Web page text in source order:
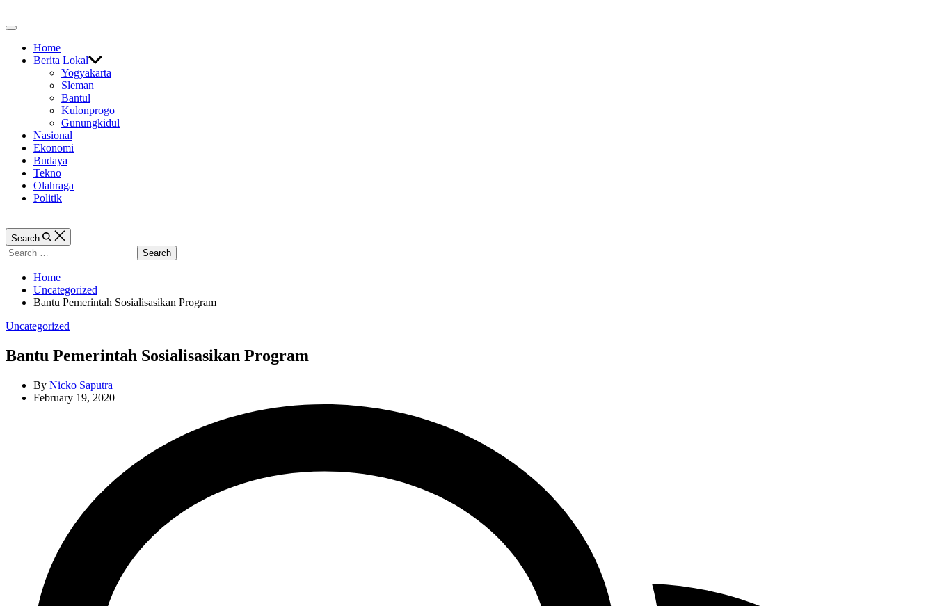
to
Off
CanvasHome
Berita Lokal
Yogyakarta
Sleman
Bantul
Kulonprogo
Gunungkidul
Nasional
Ekonomi
Budaya
Tekno
Olahraga
Politik
Search
Search
for:
Home
Uncategorized
Bantu Pemerintah Sosialisasikan Program
Categories
Uncategorized
Bantu Pemerintah Sosialisasikan Program
By Nicko Saputra
February 19, 2020